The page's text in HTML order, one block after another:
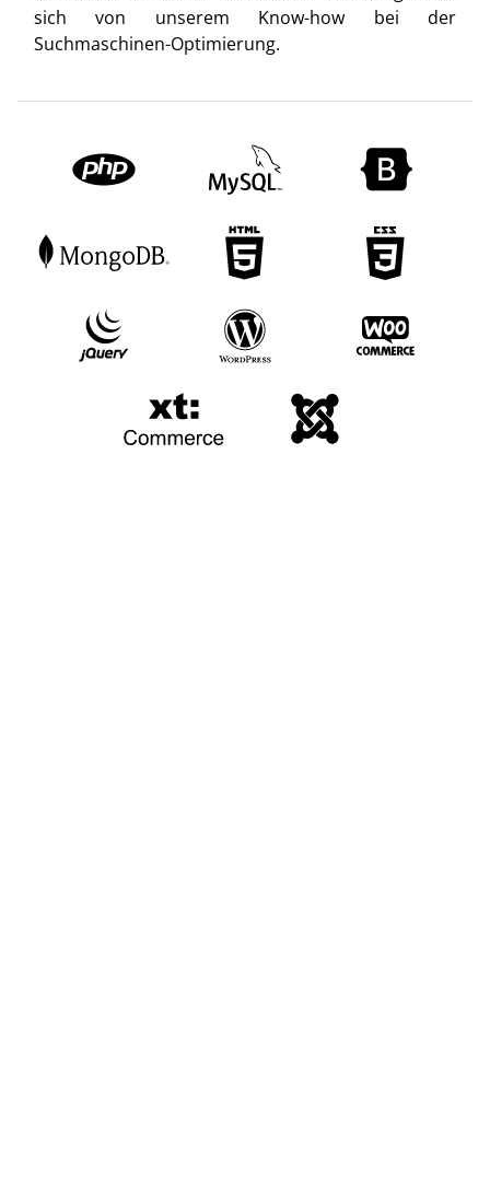
sich von unserem Know-how bei der
Suchmaschinen-Optimierung.